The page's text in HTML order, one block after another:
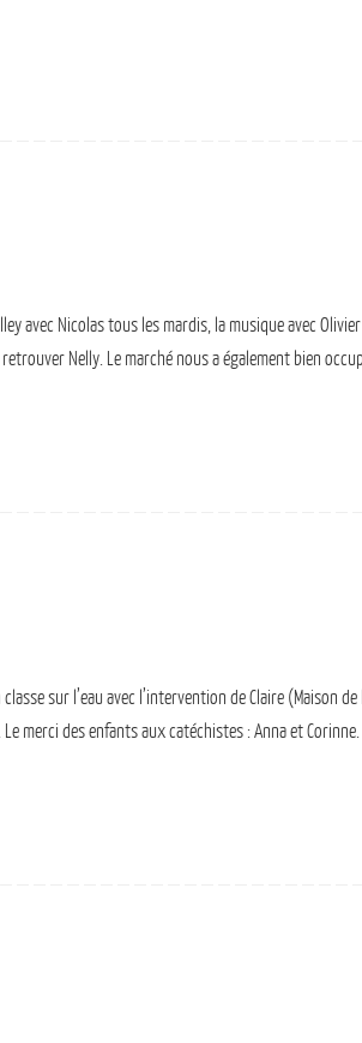
avec Nicolas tous les mardis, la musique avec
Nelly. Le marché nous a également bien
sur l’eau avec l’intervention de Claire (Maison
merci des enfants aux catéchistes : Anna et Corinne.